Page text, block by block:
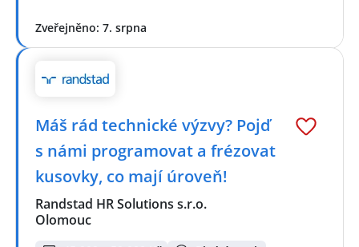
Zveřejněno: 7. srpna
Máš rád technické výzvy? Pojď
s námi programovat a frézovat
kusovky, co mají úroveň!
Randstad HR Solutions s.r.o.
Olomouc